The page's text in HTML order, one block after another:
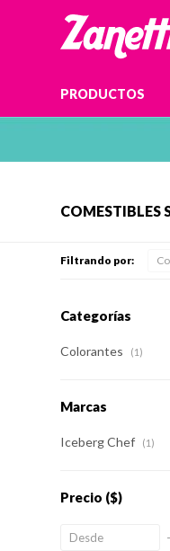
PRODUCTOS
COMESTIBLES
Filtrando por:
Categorías
Colorantes (1)
Marcas
Iceberg Chef (1)
Precio ($)